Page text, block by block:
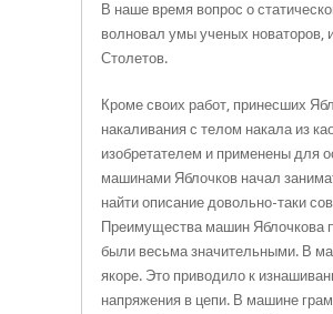
В наше время вопрос о
волновал умы ученых новаторов,
Столетов.
Кроме своих работ, принесших
накаливания с телом накала из
изобретателем и применены для
машинами Яблочков начал
найти описание довольно-таки
Преимущества машин Яблочкова
были весьма значительными. В
якоре. Это приводило к
напряжения в цепи. В машине